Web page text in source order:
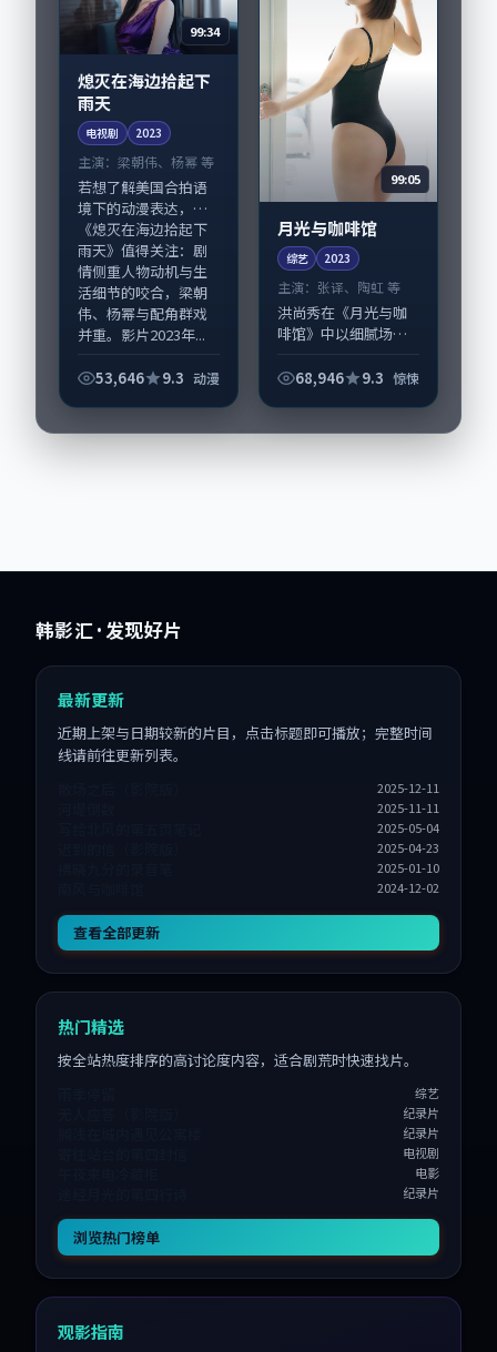
99:34
熄灭在海边拾起下
雨天
电视剧 2023
主演： 梁朝伟、杨幂 等
若想了解美国合拍语
境下的动漫表达，
《熄灭在海边拾起下
雨天》值得关注：剧
情侧重人物动机与生
活细节的咬合，梁朝
伟、杨幂与配角群戏
并重。影片2023年...
53,646 9.3 动漫
99:05
月光与咖啡馆
综艺 2023
主演： 张译、陶虹 等
洪尚秀在《月光与咖
啡馆》中以细腻场面
张译、陶虹领衔的表
完成制作协同，2023-
68,946 9.3 惊悚
韩影汇 · 发现好片
最新更新
近期上架与日期较新的片目，点击标题即可播放；完整时间
线请前往更新列表。
2025-12-11
2025-11-11
2025-05-04
2025-04-23
2025-01-10
2024-12-02
查看全部更新
热门精选
按全站热度排序的高讨论度内容，适合剧荒时快速找片。
综艺
纪录片
纪录片
电视剧
电影
纪录片
浏览热门榜单
观影指南